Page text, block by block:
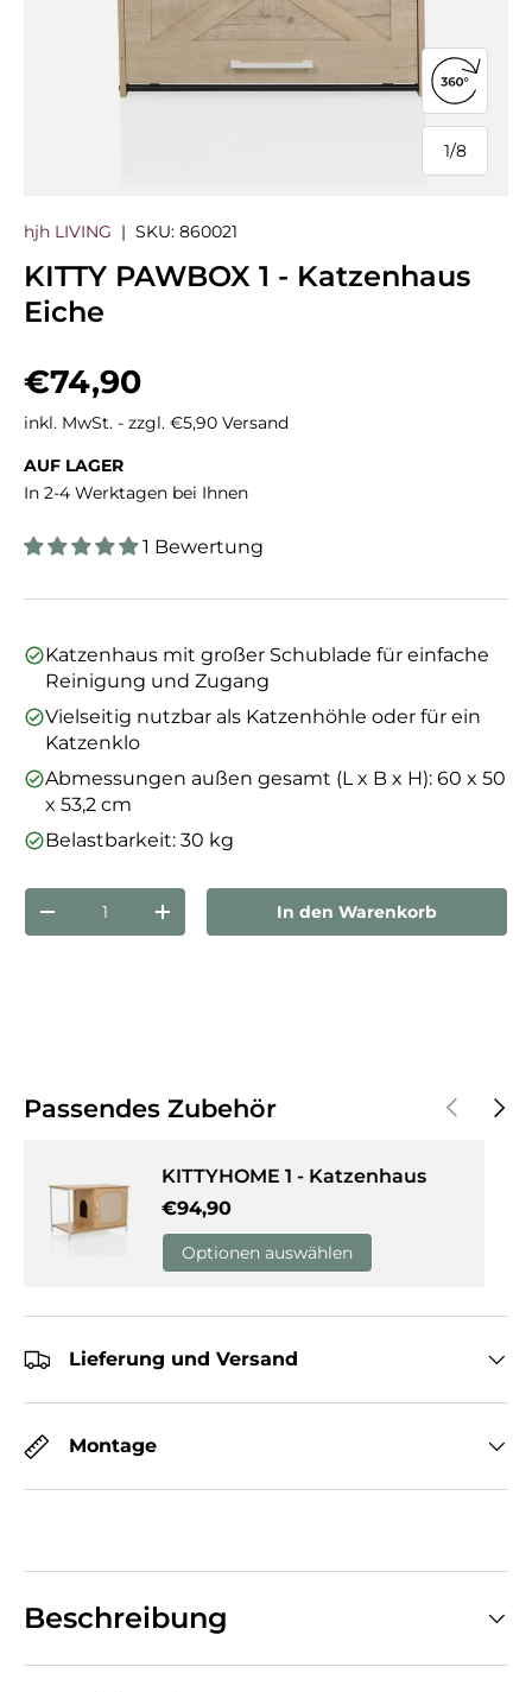
1/
von
8
360°-
hjh LIVING | SKU: 860021
KITTY PAWBOX 1 - Katzenhaus
Eiche
Normaler Preis
€74,90
inkl. MwSt. - zzgl. €5,90 Versand
AUF LAGER
In 2-4 Werktagen bei Ihnen
1 Bewertung
Katzenhaus mit großer Schublade für einfache
Reinigung und Zugang
Vielseitig nutzbar als Katzenhöhle oder für ein
Katzenklo
Abmessungen außen gesamt (L x B x H): 60 x 50
x 53,2 cm
Belastbarkeit: 30 kg
Menge verringernMenge erhöhenIn den Warenkorb
Passendes Zubehör Vorherige
KITTYHOME 1 - Katzenhaus
Normaler Preis
€94,90
Optionen auswählen
Lieferung und Versand
Montage
Beschreibung